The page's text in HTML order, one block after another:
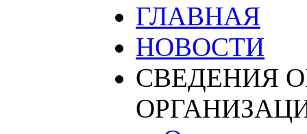
ГЛАВНАЯ
НОВОСТИ
СВЕДЕНИЯ